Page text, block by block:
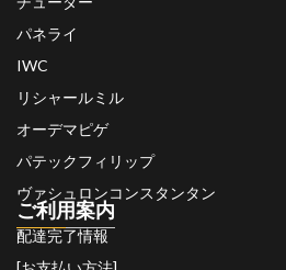
パネライ
IWC
リシャールミル
オーデマピゲ
パテックフィリップ
ヴァシュロンコンスタンタン
ご利用案内
配達完了情報